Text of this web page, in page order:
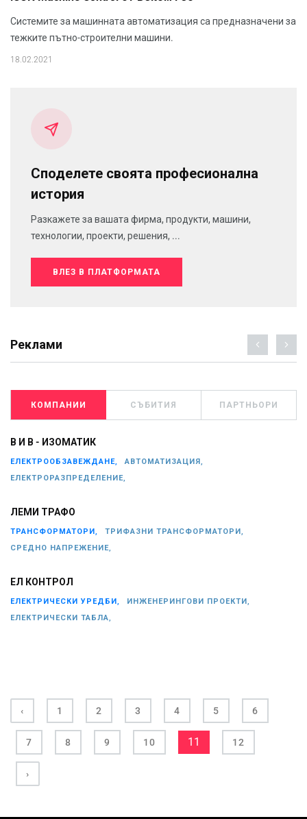
Системите за машинната автоматизация са предназначени за
тежките пътно-строителни машини.
18.02.2021
Споделете своята професионална
история
Разкажете за вашата фирма, продукти, машини,
технологии, проекти, решения, ...
ВЛЕЗ В ПЛАТФОРМАТА
Реклами
КОМПАНИИ СЪБИТИЯ ПАРТНЬОРИ
В И В - ИЗОМАТИК
ЕЛЕКТРООБЗАВЕЖДАНЕ,
АВТОМАТИЗАЦИЯ,
ЕЛЕКТРОРАЗПРЕДЕЛЕНИЕ,
ЛЕМИ ТРАФО
ТРАНСФОРМАТОРИ,
ТРИФАЗНИ ТРАНСФОРМАТОРИ,
СРЕДНО НАПРЕЖЕНИЕ,
ЕЛ КОНТРОЛ
ЕЛЕКТРИЧЕСКИ УРЕДБИ,
ИНЖЕНЕРИНГОВИ ПРОЕКТИ,
ЕЛЕКТРИЧЕСКИ ТАБЛА,
‹ 1 2 3 4 5 6
7 8 9 10 11 12
›